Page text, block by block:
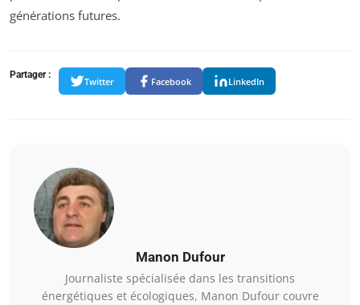
générations futures.
Partager :
Twitter Facebook LinkedIn
Manon Dufour
Journaliste spécialisée dans les transitions
énergétiques et écologiques, Manon Dufour couvre